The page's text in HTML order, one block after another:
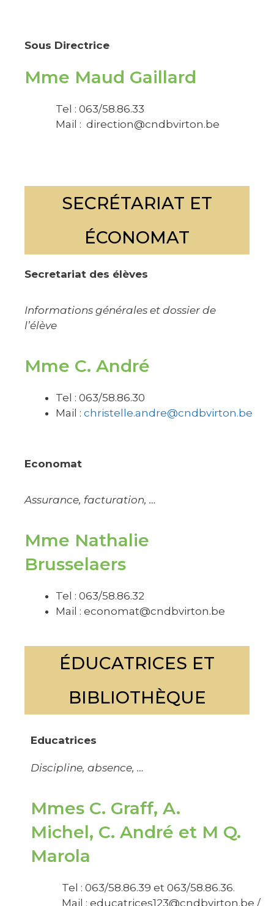
Sous Directrice
Mme Maud Gaillard
Tel : 063/58.86.33
Mail : direction@cndbvirton.be
SECRÉTARIAT ET
ÉCONOMAT
Secretariat des élèves
Informations générales et dossier de
l’élève
Mme C. André
Tel : 063/58.86.30
Mail : christelle.andre@cndbvirton.be
Economat
Assurance, facturation, …
Mme Nathalie
Brusselaers
Tel : 063/58.86.32
Mail : economat@cndbvirton.be
ÉDUCATRICES ET
BIBLIOTHÈQUE
Educatrices
Discipline, absence, …
Mmes C. Graff, A.
Michel, C. André et M Q.
Marola
Tel : 063/58.86.39 et 063/58.86.36.
Mail : educatrices123@cndbvirton.be /